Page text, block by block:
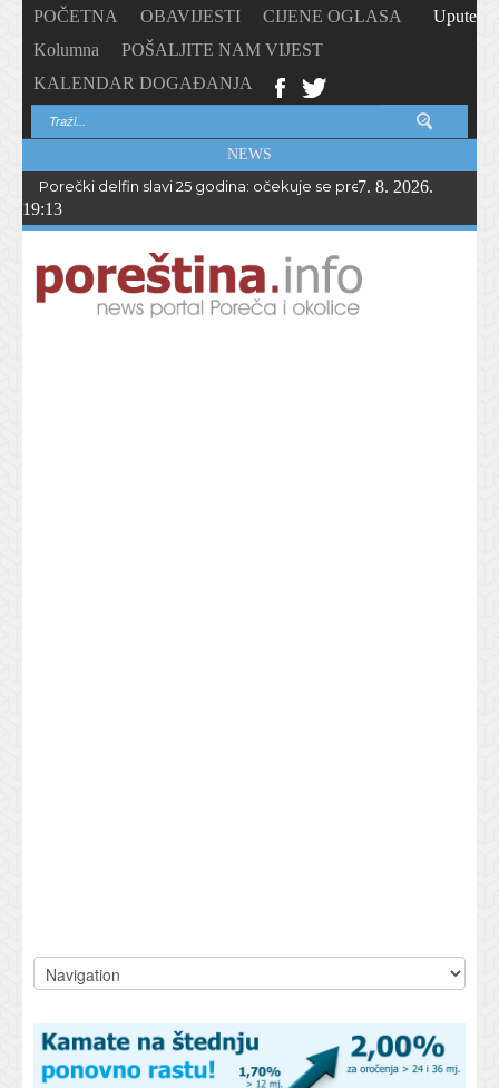
POČETNA OBAVIJESTI
CIJENE OGLASA
Kolumna
POŠALJITE NAM VIJEST
KALENDAR DOGAĐANJA
Upute
NEWS
Porečki delfin slavi 25 godina: očekuje se preko 1.700
7. 8. 2026.
19:13